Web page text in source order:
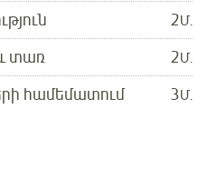
2Մ.
տառ 2Մ.
համեմատում 3Մ.